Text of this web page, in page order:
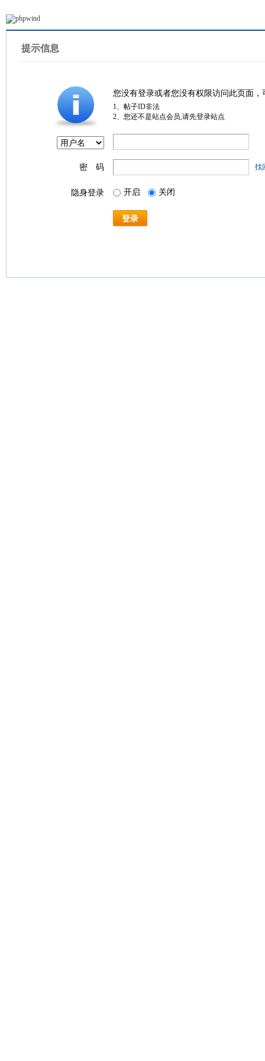
提示信息
您没有登录或者您没有权限访问此页面
1、帖子ID非法
2、您还不是站点会员,请先登录站点
密 码 找
隐身登录 开启 关闭
登录